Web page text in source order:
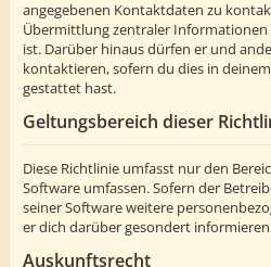
angegebenen Kontaktdaten zu
Übermittlung zentraler Informationen
ist. Darüber hinaus dürfen er und
kontaktieren, sofern du dies in
gestattet hast.
Geltungsbereich dieser
Diese Richtlinie umfasst nur den
Software umfassen. Sofern der
seiner Software weitere
er dich darüber gesondert
Auskunftsrecht